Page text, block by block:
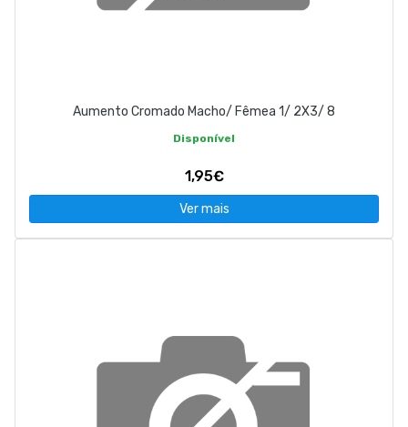
Aumento Cromado Macho/ Fêmea 1/ 2X3/ 8
Disponível
1,95€
Ver mais